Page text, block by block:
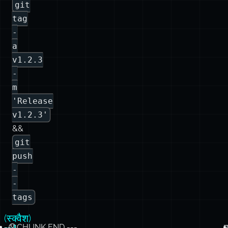
v1.2.3
-
m
'Release
v1.2.3'
&&
git
push
-
-
tags
😰
अपने
इतिहास
को
(स्क्वैश)
मर्ज
तरीका
--- CHUNK END ---